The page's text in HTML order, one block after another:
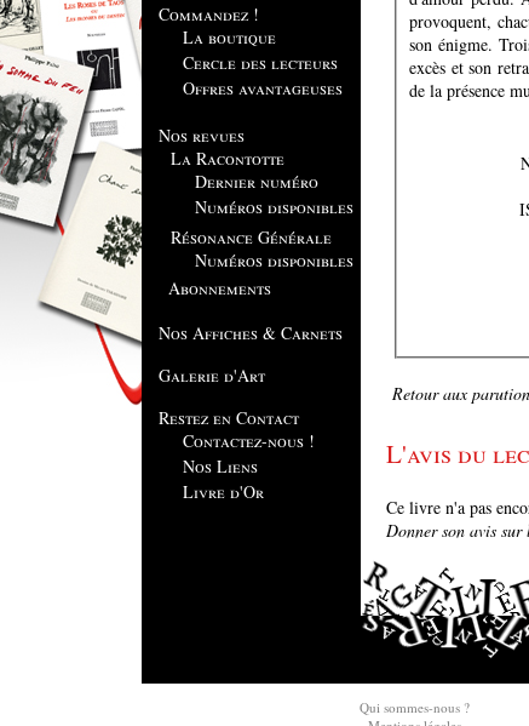
Commandez !
La boutique
Cercle des lecteurs
Offres avantageuses
Nos revues
La Racontotte
Dernier numéro
Numéros disponibles
Résonance Générale
Numéros disponibles
Abonnements
Nos Affiches & Carnets
Galerie d'Art
Restez en Contact
Contactez-nous !
Nos Liens
Livre d'Or
provoquent,
son énigme.
excès et son
de la présence
Retour aux
L'avis du
Ce livre n'a pas
Donner son avis
Qui sommes-nous ?